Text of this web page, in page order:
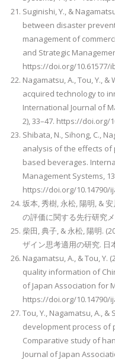
Suginishi, Y., &
between disaster
management of
and Strategic
https://doi.org/10.61577/
Nagamatsu, A., Tou, Y.,
acquired technology to
International Journal of
2), 33–47. https://doi.org/
Shibata, N., Sihong, C.,
analysis of the effects
based beverages.
Management Systems,
https://doi.org/10.14790/
坂本, 秀樹, 永松, 陽明, &
の評価に関する先行研究
柴田, 典子, & 永松, 陽明.
ザイン思考適用の研究. 日
Nagamatsu, A., & Tou, Y.
quality information of
of Japan Association for
https://doi.org/10.14790/
Tou, Y., Nagamatsu, A., &
development process of
Comparative study of
Journal of Japan